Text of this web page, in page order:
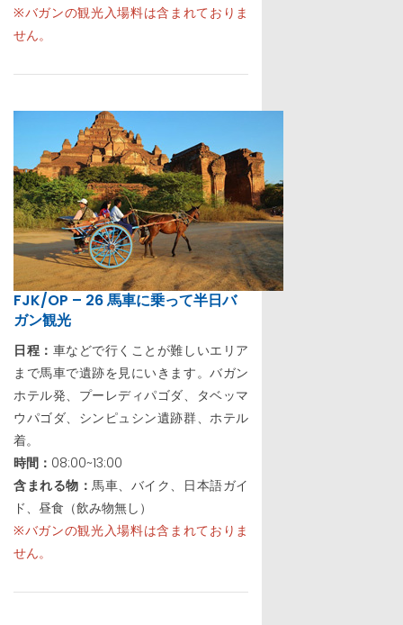
※バガンの観光入場料は含まれておりま
せん。
FJK/OP – 26 馬車に乗って半日バ
ガン観光
日程： 車などで行くことが難しいエリア
まで馬車で遺跡を見にいきます。バガン
ホテル発、プーレディパゴダ、タベッマ
ウパゴダ、シンピュシン遺跡群、ホテル
着。
時間： 08:00~13:00
含まれる物：馬車、バイク、日本語ガイ
ド、昼食（飲み物無し）
※バガンの観光入場料は含まれておりま
せん。